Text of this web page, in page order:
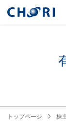
トップページ 株